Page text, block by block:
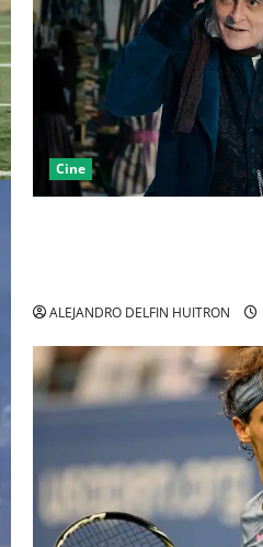
Cine
ALEJANDRO DELFIN HUITRON